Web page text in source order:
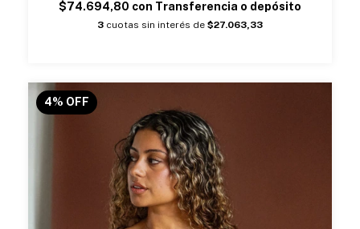
$74.694,80 con Transferencia o depósito
3 cuotas sin interés de $27.063,33
4% OFF